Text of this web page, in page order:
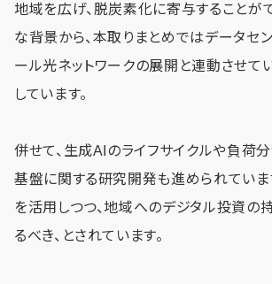
地域を広げ、脱炭素化に寄与することが
な背景から、本取りまとめではデータセ
ール光ネットワークの展開と連動させて
しています。
併せて、生成AIのライフサイクルや負荷
基盤に関する研究開発も進められていま
を活用しつつ、地域へのデジタル投資の
るべき、とされています。